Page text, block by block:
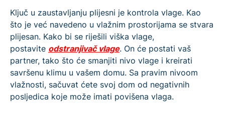
Ključ u zaustavljanju plijesni je kontrola vlage. Kao
što je već navedeno u vlažnim prostorijama se stvara
plijesan. Kako bi se riješili viška vlage,
postavite odstranjivač vlage. On će postati vaš
partner, tako što će smanjiti nivo vlage i kreirati
savršenu klimu u vašem domu. Sa pravim nivoom
vlažnosti, sačuvat ćete svoj dom od negativnih
posljedica koje može imati povišena vlaga.